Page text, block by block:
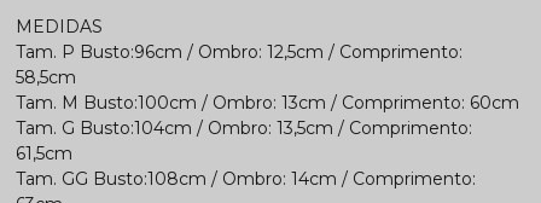
MEDIDAS
Tam. P Busto:96cm / Ombro: 12,5cm / Comprimento:
58,5cm
Tam. M Busto:100cm / Ombro: 13cm / Comprimento: 60cm
Tam. G Busto:104cm / Ombro: 13,5cm / Comprimento:
61,5cm
Tam. GG Busto:108cm / Ombro: 14cm / Comprimento: